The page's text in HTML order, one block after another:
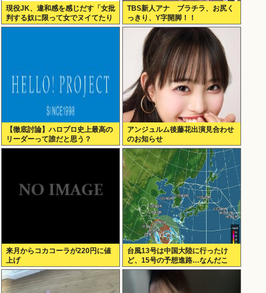
現役JK、違和感を感じだす「女批
判する奴に限って女でヌイてたり
するから意味わからなくなってき
TBS新人アナ ブラチラ、お尻く
っきり、Y字開脚！！
【徹底討論】ハロプロ史上最高の
リーダーって誰だと思う？
アンジュルム後藤花出演見合わせ
のお知らせ
来月からコカコーラが220円に値
上げ
台風13号は中国大陸に行ったけ
ど、15号の予想進路…なんだこ
れ？